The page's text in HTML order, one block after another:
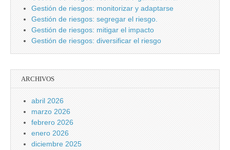
Gestión de riesgos: monitorizar y adaptarse
Gestión de riesgos: segregar el riesgo.
Gestión de riesgos: mitigar el impacto
Gestión de riesgos: diversificar el riesgo
ARCHIVOS
abril 2026
marzo 2026
febrero 2026
enero 2026
diciembre 2025